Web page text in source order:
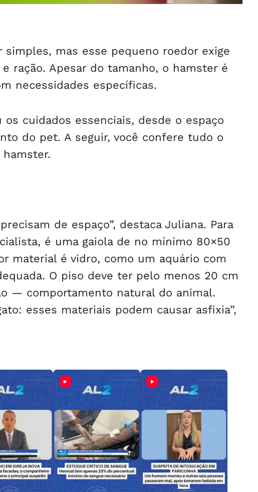
mas esse pequeno roedor exige
ração. Apesar do tamanho, o hamster é
necessidades específicas.
cuidados essenciais, desde o espaço
do pet. A seguir, você confere tudo o
de espaço”, destaca Juliana. Para
é uma gaiola de no mínimo 80×50
material é vidro, como um aquário com
O piso deve ter pelo menos 20 cm
— comportamento natural do animal.
esses materiais podem causar asfixia”,